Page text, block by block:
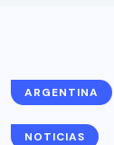
ARGENTINA
NOTICIAS